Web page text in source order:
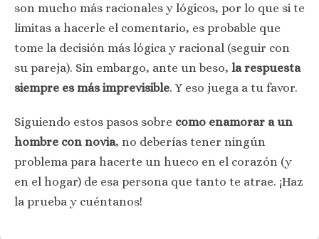
son mucho más racionales y lógicos, por lo que si te
limitas a hacerle el comentario, es probable que
tome la decisión más lógica y racional (seguir con
su pareja). Sin embargo, ante un beso, la respuesta
siempre es más imprevisible. Y eso juega a tu favor.
Siguiendo estos pasos sobre como enamorar a un
hombre con novia, no deberías tener ningún
problema para hacerte un hueco en el corazón (y
en el hogar) de esa persona que tanto te atrae. ¡Haz
la prueba y cuéntanos!